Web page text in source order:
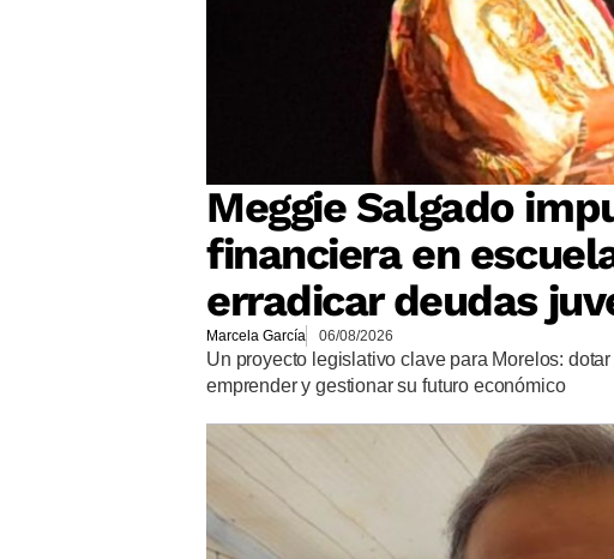
Meggie Salgado
financiera en
erradicar deudas
Marcela García 06/08/2026
Un proyecto legislativo clave para Morelos:
emprender y gestionar su futuro económico